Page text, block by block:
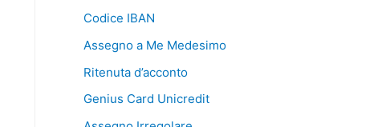
Codice IBAN
Assegno a Me Medesimo
Ritenuta d’acconto
Genius Card Unicredit